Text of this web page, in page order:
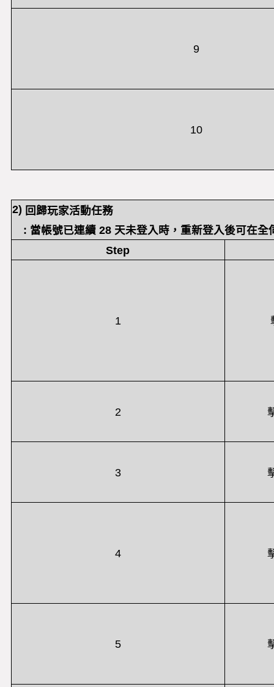
9
10
2) 回歸玩家活動任務
: 當帳號已連續 28 天未登入時，重新登入後可在
Step
1
2
3
4
5